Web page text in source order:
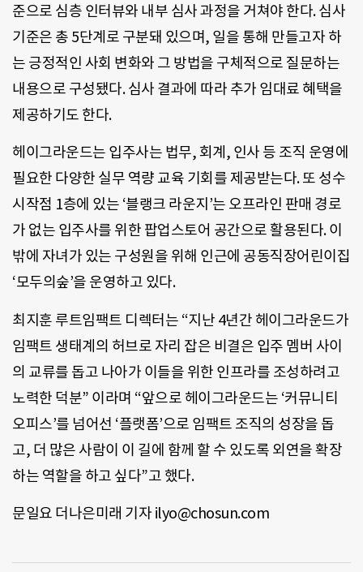
준으로 심층 인터뷰와 내부 심사 과정을 거쳐야 한다. 심사
기준은 총 5단계로 구분돼 있으며, 일을 통해 만들고자 하
는 긍정적인 사회 변화와 그 방법을 구체적으로 질문하는
내용으로 구성됐다. 심사 결과에 따라 추가 임대료 혜택을
제공하기도 한다.
헤이그라운드는 입주사는 법무, 회계, 인사 등 조직 운영에
필요한 다양한 실무 역량 교육 기회를 제공받는다. 또 성수
시작점 1층에 있는 ‘블랭크 라운지’는 오프라인 판매 경로
가 없는 입주사를 위한 팝업스토어 공간으로 활용된다. 이
밖에 자녀가 있는 구성원을 위해 인근에 공동직장어린이집
‘모두의숲’을 운영하고 있다.
최지훈 루트임팩트 디렉터는 “지난 4년간 헤이그라운드가
임팩트 생태계의 허브로 자리 잡은 비결은 입주 멤버 사이
의 교류를 돕고 나아가 이들을 위한 인프라를 조성하려고
노력한 덕분” 이라며 “앞으로 헤이그라운드는 ‘커뮤니티
오피스’를 넘어선 ‘플랫폼’으로 임팩트 조직의 성장을 돕
고, 더 많은 사람이 이 길에 함께 할 수 있도록 외연을 확장
하는 역할을 하고 싶다”고 했다.
문일요 더나은미래 기자 ilyo@chosun.com